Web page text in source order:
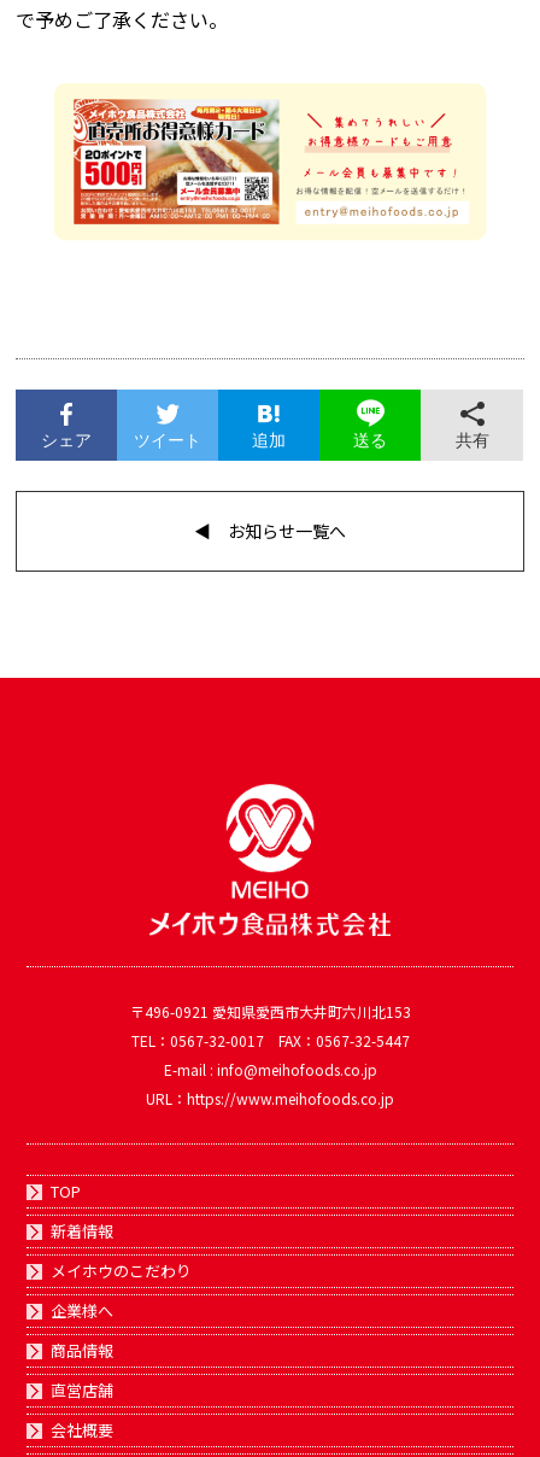
で予めご了承ください。
シェア ツイート 追加 送る 共有
◀︎ お知らせ一覧へ
〒496-0921 愛知県愛西市大井町六川北153
TEL：0567-32-0017 FAX：0567-32-5447
E-mail : info@meihofoods.co.jp
URL：https://www.meihofoods.co.jp
TOP
新着情報
メイホウのこだわり
企業様へ
商品情報
直営店舗
会社概要